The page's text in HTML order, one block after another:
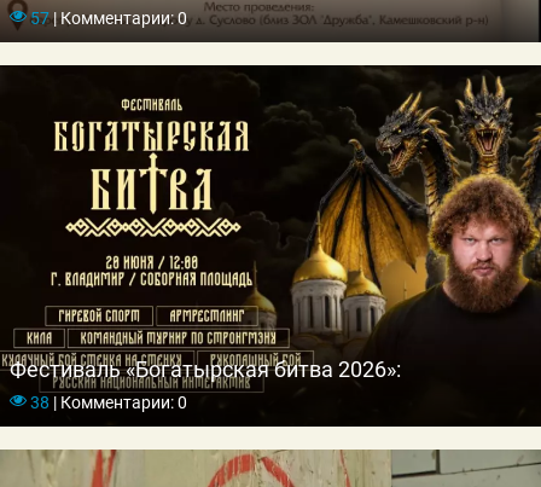
57|Комментарии: 0
Фестиваль «Богатырская битва 2026»:
38 |Комментарии: 0